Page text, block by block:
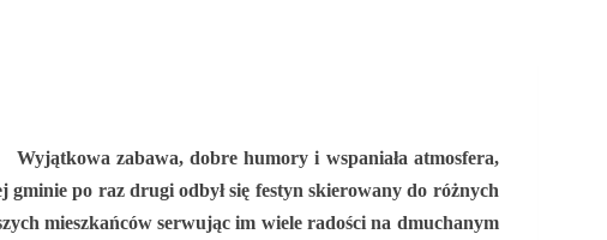
Wyjątkowa zabawa, dobre humory i wspaniała atmosfera,
po raz drugi odbył się festyn skierowany do różnych
mieszkańców serwując im wiele radości na dmuchanym